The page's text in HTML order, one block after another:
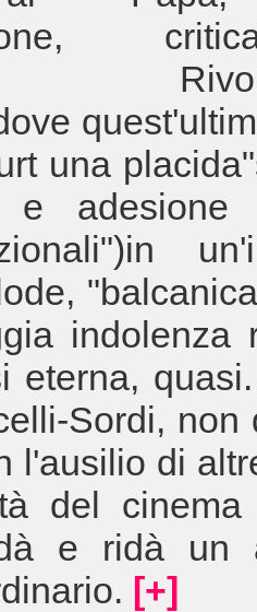
una
e adesione
indolenza
eterna,
Sordi, non
l'ausilio di
del
e ridà un
[+]